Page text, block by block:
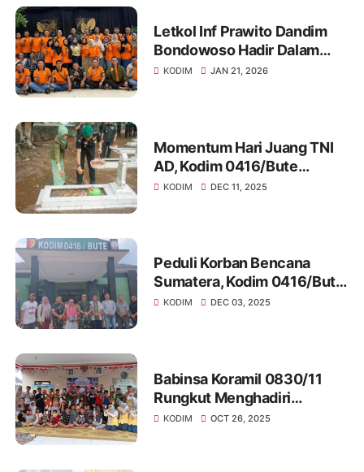
Letkol Inf Prawito Dandim
Bondowoso Hadir Dalam
Temu Kangen Wong
KODIM JAN 21, 2026
Momentum Hari Juang TNI
AD, Kodim 0416/Bute
Tingkatkan Nilai Kejuangan
KODIM DEC 11, 2025
Peduli Korban Bencana
Sumatera, Kodim 0416/Bute
Gelar Shalat Ghaib, Doa
KODIM DEC 03, 2025
Babinsa Koramil 0830/11
Rungkut Menghadiri
Sosialisasi Wepose,
KODIM OCT 26, 2025